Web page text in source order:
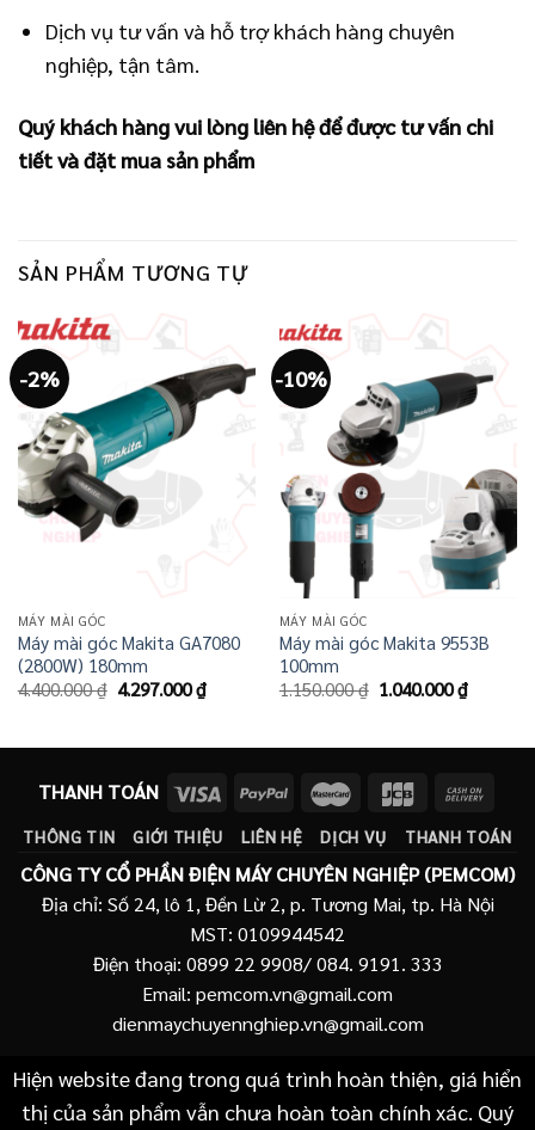
Dịch vụ tư vấn và hỗ trợ khách hàng chuyên
nghiệp, tận tâm.
Quý khách hàng vui lòng liên hệ để được tư vấn chi
tiết và đặt mua sản phẩm
SẢN PHẨM TƯƠNG TỰ
-2%
MÁY MÀI GÓC
Máy mài góc Makita GA7080
(2800W) 180mm
4.400.000₫ Giá
4.400.000 ₫.
4.297.000₫Giá
là:
-10%
MÁY MÀI GÓC
Máy mài góc Makita 9553B
100mm
1.150.000₫ Giá
1.150.000 ₫.
1.040.000₫Giá
là:
THANH TOÁN
THÔNG TIN GIỚI THIỆU LIÊN HỆ DỊCH VỤ THANH TOÁN
CÔNG TY CỔ PHẦN ĐIỆN MÁY CHUYÊN NGHIỆP (PEMCOM)
Địa chỉ: Số 24, lô 1, Đền Lừ 2, p. Tương Mai, tp. Hà Nội
MST: 0109944542
Điện thoại: 0899 22 9908/ 084. 9191. 333
Email: pemcom.vn@gmail.com
dienmaychuyennghiep.vn@gmail.com
Hiện website đang trong quá trình hoàn thiện, giá hiển
thị của sản phẩm vẫn chưa hoàn toàn chính xác. Quý